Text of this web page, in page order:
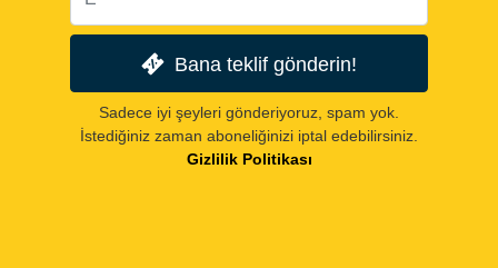
Bana teklif gönderin!
Sadece iyi şeyleri gönderiyoruz, spam yok.
İstediğiniz zaman aboneliğinizi iptal edebilirsiniz.
Gizlilik Politikası